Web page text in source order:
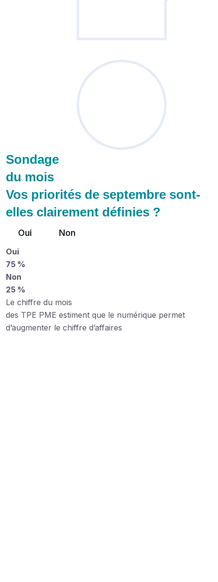
Sondage
du mois
Vos priorités de septembre sont-
elles clairement définies ?
Oui Non
Oui
75 %
Non
25 %
Le chiffre du mois
des TPE PME estiment que le numérique permet
d’augmenter le chiffre d’affaires